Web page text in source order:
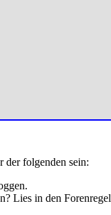
der folgenden sein:
Lies in den